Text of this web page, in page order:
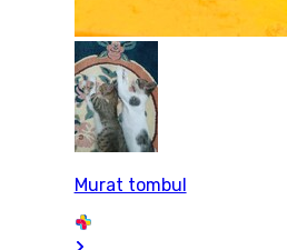
Murat tombul